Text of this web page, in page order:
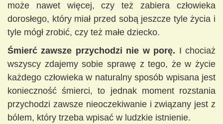
może nawet więcej, czy też zabiera człowieka
dorosłego, który miał przed sobą jeszcze tyle życia i
tyle mógł zrobić, czy też małe dziecko.
Śmierć zawsze przychodzi nie w porę. I chociaż
wszyscy zdajemy sobie sprawę z tego, że w życie
każdego człowieka w naturalny sposób wpisana jest
konieczność śmierci, to jednak moment rozstania
przychodzi zawsze nieoczekiwanie i związany jest z
bólem, który trzeba wpisać w ludzkie istnienie.